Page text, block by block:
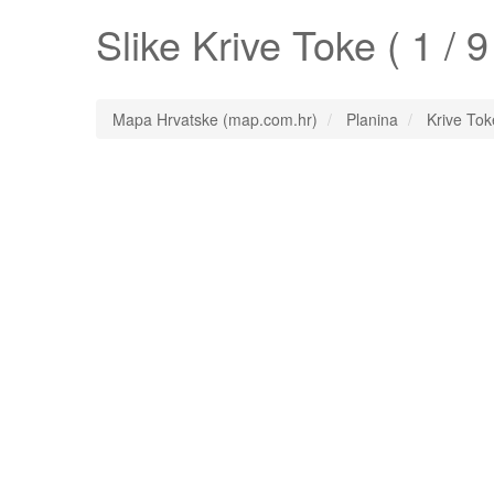
Slike Krive Toke ( 1 /
Mapa Hrvatske (map.com.hr) Planina Krive